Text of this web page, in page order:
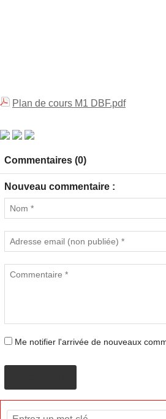
Plan de cours M1 DBF.pdf
Commentaires (0)
Nouveau commentaire :
Me notifier l'arrivée de nouveaux